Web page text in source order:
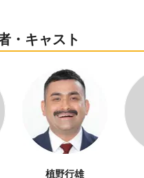
・キャスト
植野行雄